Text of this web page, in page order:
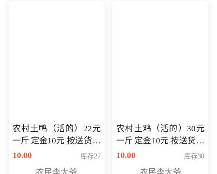
农村土鸭（活的）22元
一斤 定金10元 按送货交
付时秤重计算货款 定金
10.00 库存27
农村土鸡（活的）30元
一斤 定金10元 按送货交
付时秤重计算货款 定金
10.00 库存30